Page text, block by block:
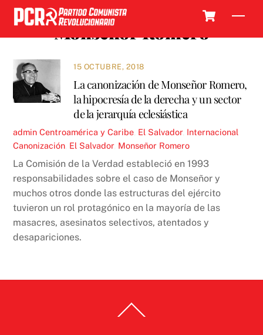
Skip
content
Monseñor Romero
15 OCTUBRE, 2018
La canonización de Monseñor Romero,
la hipocresía de la derecha y un sector
de la jerarquía eclesiástica
admin Centroamérica y Caribe El Salvador, Internacional
Canonización El Salvador, Monseñor Romero
La Comisión de la Verdad estableció en 1993
responsabilidades sobre el caso de Monseñor y
muchos otros donde las estructuras del ejército
tuvieron un rol protagónico en la mayoría de las
masacres, asesinatos selectivos, atentados y
desapariciones.
To